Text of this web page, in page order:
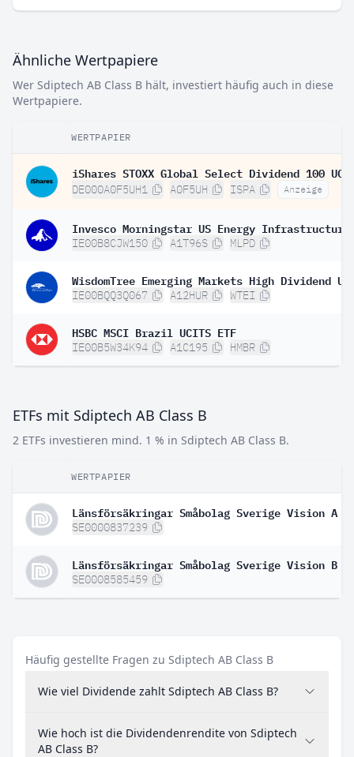
Ähnliche Wertpapiere
Wer Sdiptech AB Class B hält, investiert häufig auch in diese
Wertpapiere.
WERTPAPIER
DE000A0F5UH1 A0F5UH ISPA Anzeige
IE00B8CJW150 A1T96S MLPD
IE00BQQ3Q067 A12HUR WTEI
HSBC MSCI Brazil UCITS ETF
IE00B5W34K94 A1C195 HMBR
ETFs mit Sdiptech AB Class B
2 ETFs investieren mind. 1 % in Sdiptech AB Class B.
WERTPAPIER
Länsförsäkringar Småbolag Sverige Vision A
SE0000837239
Länsförsäkringar Småbolag Sverige Vision B
SE0008585459
Häufig gestellte Fragen zu Sdiptech AB Class B
Wie viel Dividende zahlt Sdiptech AB Class B?
Wie hoch ist die Dividendenrendite von Sdiptech
AB Class B?